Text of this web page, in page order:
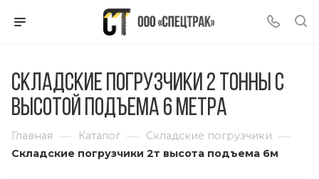
Складские погрузчики 2 тонны с
высотой подъема 6 метра
Главная — Каталог — Складские погрузчики —
Складские погрузчики 2т высота подъема 6м